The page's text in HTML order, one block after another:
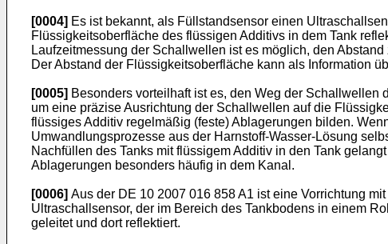
[0004] Es ist bekannt, als Füllstandsensor einen
Flüssigkeitsoberfläche des flüssigen Additivs in dem Tank
Laufzeitmessung der Schallwellen ist es möglich, den
Der Abstand der Flüssigkeitsoberfläche kann als Information
[0005] Besonders vorteilhaft ist es, den Weg der
um eine präzise Ausrichtung der Schallwellen auf die
flüssiges Additiv regelmäßig (feste) Ablagerungen bilden.
Umwandlungsprozesse aus der Harnstoff-Wasser-Lösung
Nachfüllen des Tanks mit flüssigem Additiv in den Tank
Ablagerungen besonders häufig in dem Kanal.
[0006] Aus der DE 10 2007 016 858 A1 ist eine Vorrichtung
Ultraschallsensor, der im Bereich des Tankbodens in einem
geleitet und dort reflektiert.